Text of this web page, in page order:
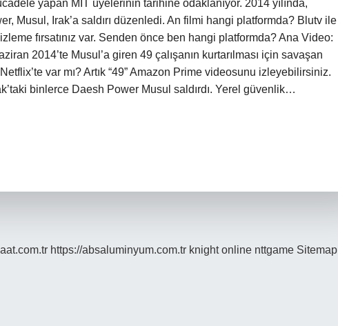
yapan MIT üyelerinin tarihine odaklanıyor. 2014 yılında,
Musul, Irak’a saldırı düzenledi. An filmi hangi platformda? Blutv ile
fırsatınız var. Senden önce ben hangi platformda? Ana Video:
2014’te Musul’a giren 49 çalışanın kurtarılması için savaşan
var mı? Artık “49” Amazon Prime videosunu izleyebilirsiniz.
binlerce Daesh Power Musul saldırdı. Yerel güvenlik…
https://absaluminyum.com.tr knight online nttgame Sitemap